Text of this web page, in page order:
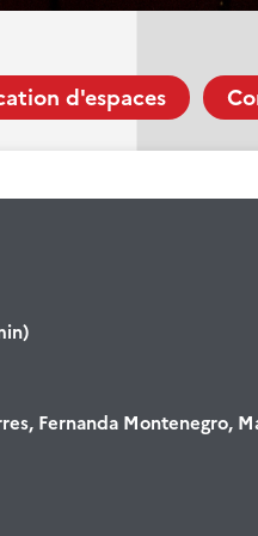
d'espaces
Fernanda Montenegro,